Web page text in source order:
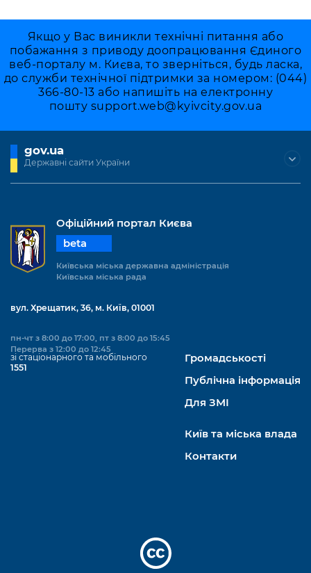
Якщо у Вас виникли технічні питання або
побажання з приводу доопрацювання Єдиного
веб-порталу м. Києва, то зверніться, будь ласка,
до служби технічної підтримки за номером: (044)
366-80-13 або напишіть на електронну
пошту support.web@kyivcity.gov.ua
gov.ua
Державні сайти України
Офіційний портал Києва
beta
Київська міська державна адміністрація
Київська міська рада
вул. Хрещатик, 36, м. Київ, 01001
пн-чт з 8:00 до 17:00, пт з 8:00 до 15:45
Перерва з 12:00 до 12:45
зі стаціонарного та мобільного
1551
Громадськості
Публічна інформація
Для ЗМІ
Київ та міська влада
Контакти